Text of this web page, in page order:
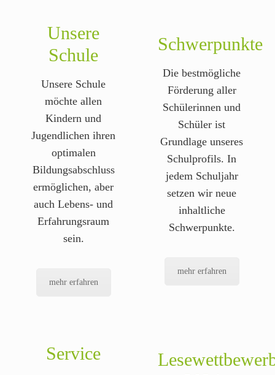
Unsere
Schule
Unsere Schule
möchte allen
Kindern und
Jugendlichen ihren
optimalen
Bildungsabschluss
ermöglichen, aber
auch Lebens- und
Erfahrungsraum
sein.
mehr erfahren
Schwerpunkte
Die bestmögliche
Förderung aller
Schülerinnen und
Schüler ist
Grundlage unseres
Schulprofils. In
jedem Schuljahr
setzen wir neue
inhaltliche
Schwerpunkte.
mehr erfahren
Service